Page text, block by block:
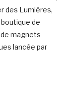
des Lumières,
boutique de
de magnets
lancée par